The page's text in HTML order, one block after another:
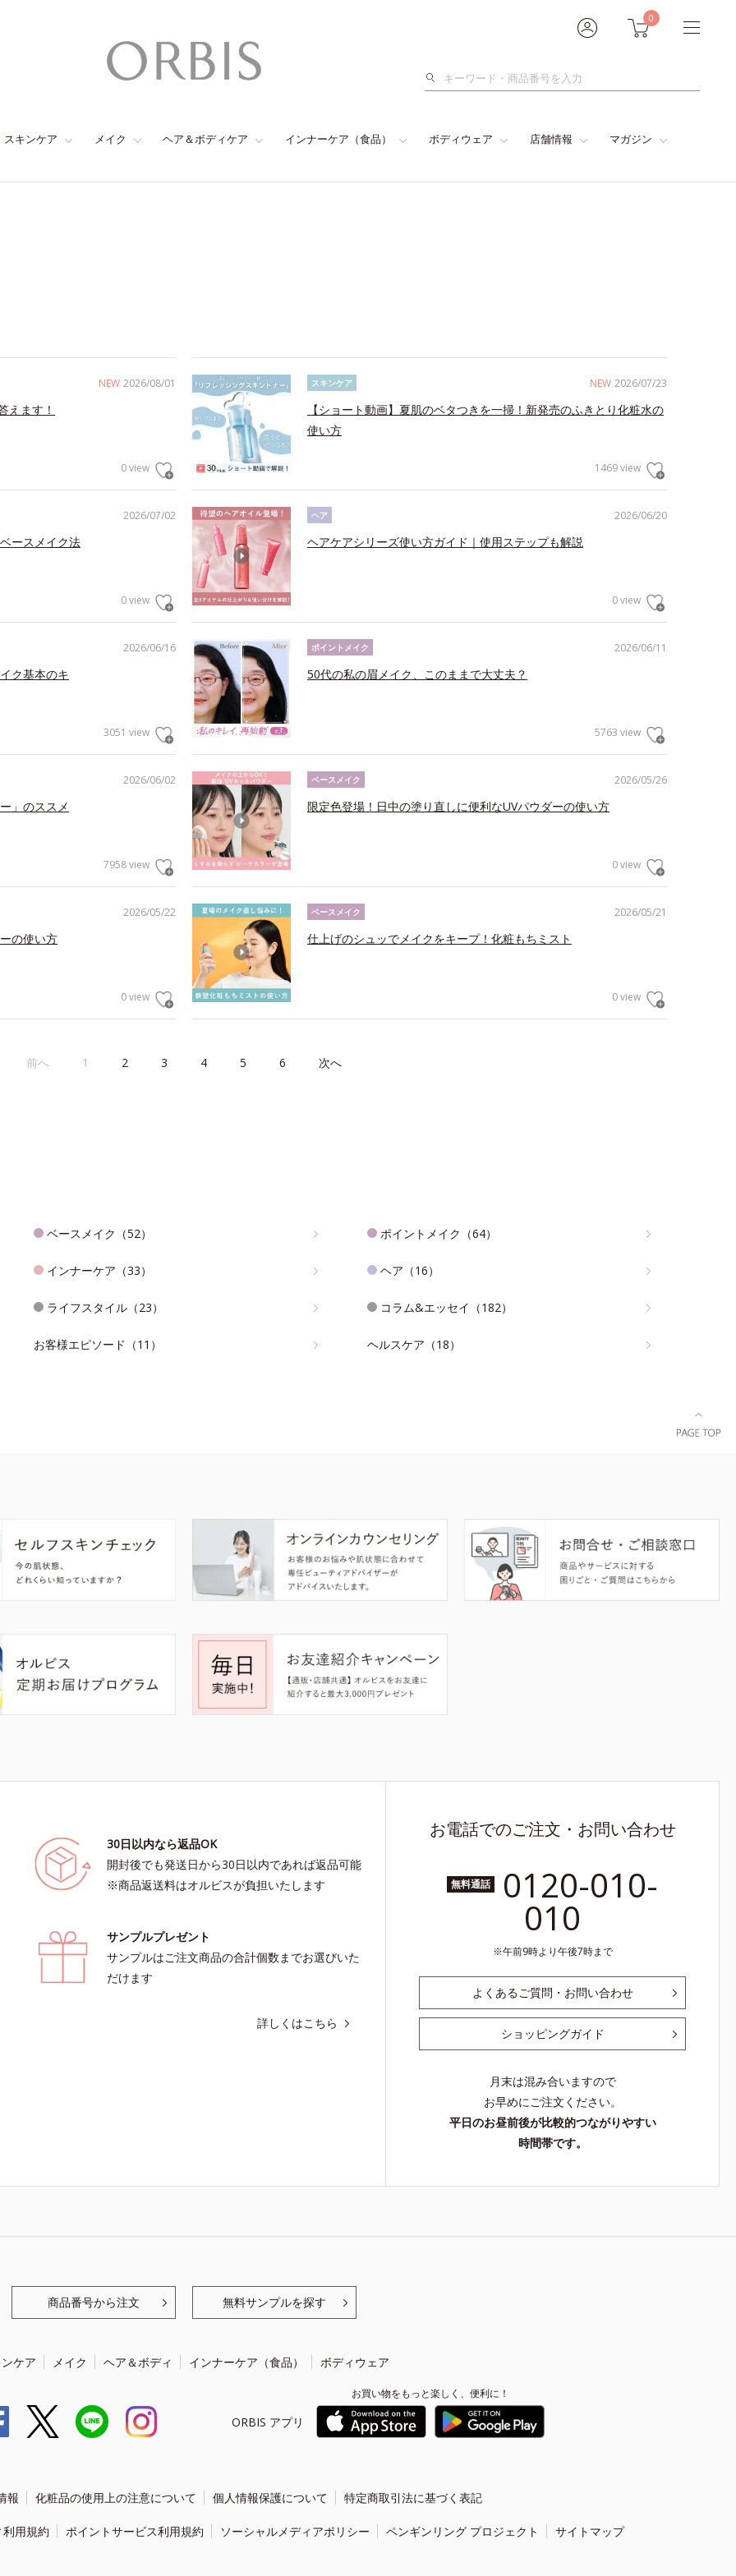
0
検
スキンケア メイク ヘア＆ボディケア インナーケア（食品） ボディウェア 店舗情報 マガジン
NEW 2026/08/01
えます！
0 view
NEW 2026/07/23
スキンケア
【ショート動画】夏肌のベタつきを一掃！新発売のふきとり化粧水の
使い方
1469 view
2026/07/02
ースメイク法
0 view
2026/06/20
ヘア
ヘアケアシリーズ使い方ガイド｜使用ステップも解説
0 view
2026/06/16
ク基本のキ
3051 view
2026/06/11
ポイントメイク
50代の私の眉メイク、このままで大丈夫？
5763 view
2026/06/02
」のススメ
7958 view
2026/05/26
ベースメイク
限定色登場！日中の塗り直しに便利なUVパウダーの使い方
0 view
2026/05/22
の使い方
0 view
2026/05/21
ベースメイク
仕上げのシュッでメイクをキープ！化粧もちミスト
0 view
前へ 1 2 3 4 5 6 次へ
ベースメイク（52） ポイントメイク（64）
インナーケア（33） ヘア（16）
ライフスタイル（23） コラム&エッセイ（182）
お客様エピソード（11） ヘルスケア（18）
30日以内なら返品OK
開封後でも発送日から30日以内であれば返品可能
※商品返送料はオルビスが負担いたします
サンプルプレゼント
サンプルはご注文商品の合計個数までお選びいた
だけます
詳しくはこちら
お電話でのご注文・お問い合わせ
無料通話 0120-010-
010
午前9時より午後7時まで
よくあるご質問・お問い合わせ
ショッピングガイド
月末は混み合いますので
お早めにご注文ください。
平日のお昼前後が比較的つながりやすい
時間帯です。
商品番号から注文 無料サンプルを探す
ケア メイク ヘア＆ボディ インナーケア（食品） ボディウェア
ORBIS アプリ
お買い物をもっと楽しく、便利に！
報 化粧品の使用上の注意について 個人情報保護について 特定商取引法に基づく表記
用規約 ポイントサービス利用規約 ソーシャルメディアポリシー ペンギンリング プロジェクト サイトマップ